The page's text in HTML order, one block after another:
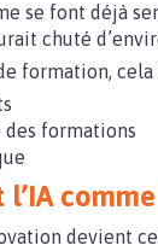
se font déjà
chuté
formation,
formations
l’IA
devient